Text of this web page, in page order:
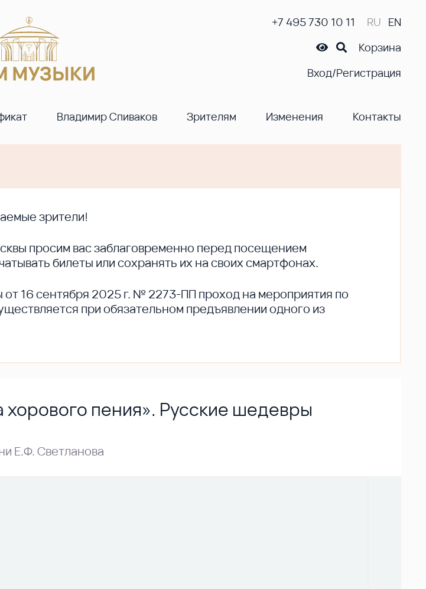
+7 495 730 10 11 RU EN
Корзина
Вход/Регистрация
Владимир Спиваков Зрителям Изменения Контакты
зрители!
просим вас заблаговременно перед посещением
билеты или сохранять их на своих смартфонах.
16 сентября 2025 г. № 2273-ПП проход на мероприятия по
при обязательном предъявлении одного из
пения». Русские шедевры
Е.Ф. Светланова